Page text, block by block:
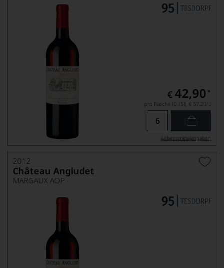
€ 42,90 *
pro Flasche (0.75l), € 57,20/L
Lebensmittel­angaben
2012
Château Angludet
MARGAUX AOP